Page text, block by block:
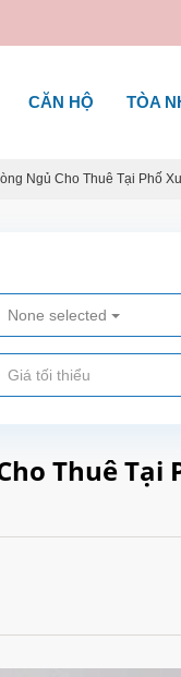
CĂN HỘ TÒA
Ngủ Cho Thuê Tại Phố
None selected
Thuê Tại